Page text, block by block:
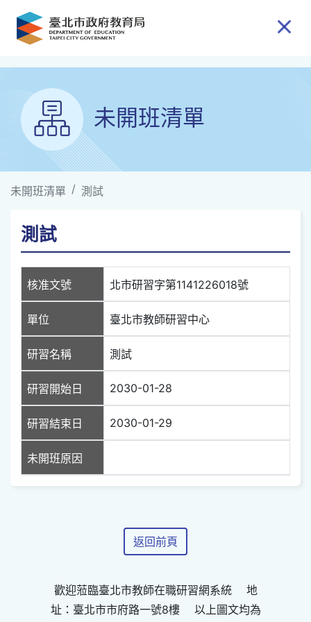
跳到主要內容
未開班清單
未開班清單 測試
測試
核准文號 北市研習字第1141226018號
單位 臺北市教師研習中心
研習名稱 測試
研習開始日 2030-01-28
研習結束日 2030-01-29
未開班原因
返回前頁
歡迎蒞臨臺北市教師在職研習網系統 地
址：臺北市市府路一號8樓 以上圖文均為